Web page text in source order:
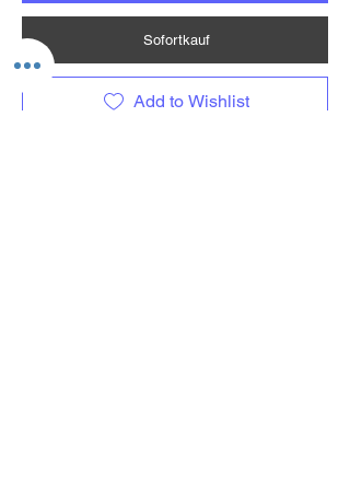
Sofortkauf
Add to Wishlist